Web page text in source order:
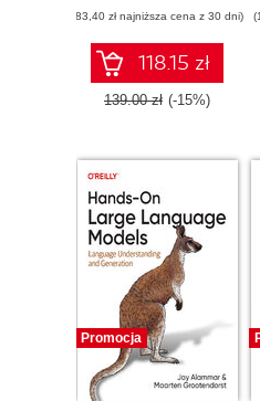
(83,40 zł najniższa cena z 30 dni)
118.15 zł
139.00 zł (-15%)
Promocja